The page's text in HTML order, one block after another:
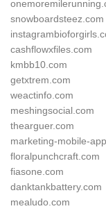
snowboardsteez.com
cashflowxfiles.com
kmbb10.com
getxtrem.com
weactinfo.com
meshingsocial.com
thearguer.com
marketing-mobile-
floralpunchcraft.com
fiasone.com
danktankbattery.com
mealudo.com